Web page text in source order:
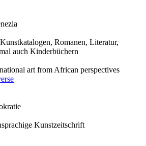
Romanen, Literatur,
auch Kinderbüchern
art from African perspectives
Kunstzeitschrift